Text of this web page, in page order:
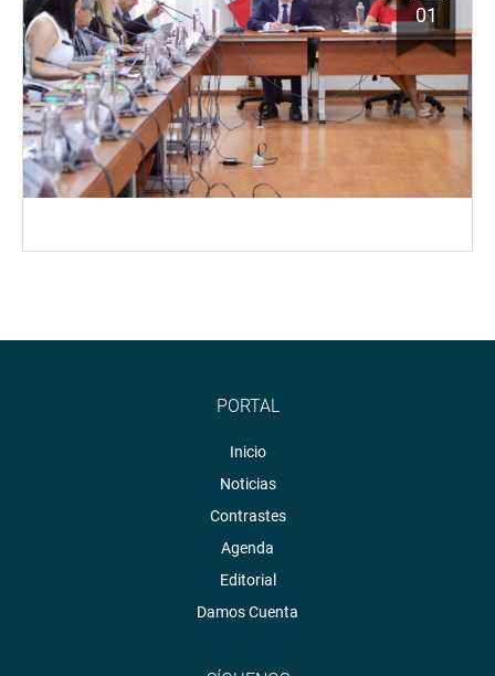
01
PORTAL
Inicio
Noticias
Contrastes
Agenda
Editorial
Damos Cuenta